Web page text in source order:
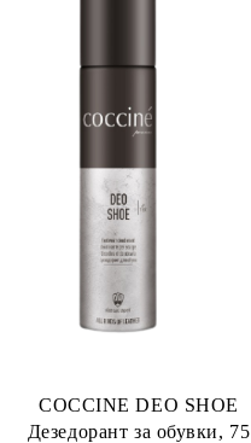
COCCINE DEO SHOE
Дезедорант за обувки, 75